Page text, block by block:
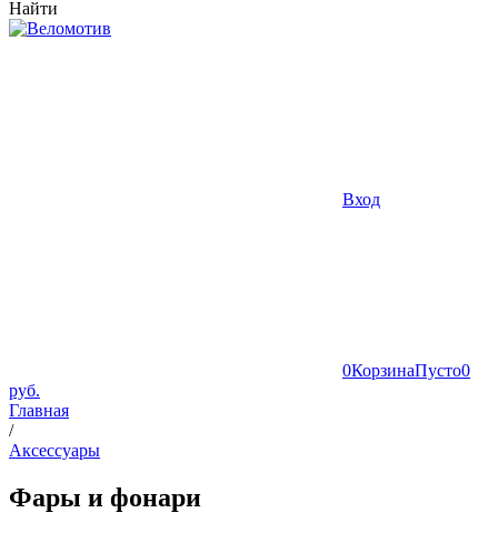
Найти
Вход
0КорзинаПусто0
руб.
Главная
/
Аксессуары
Фары и фонари